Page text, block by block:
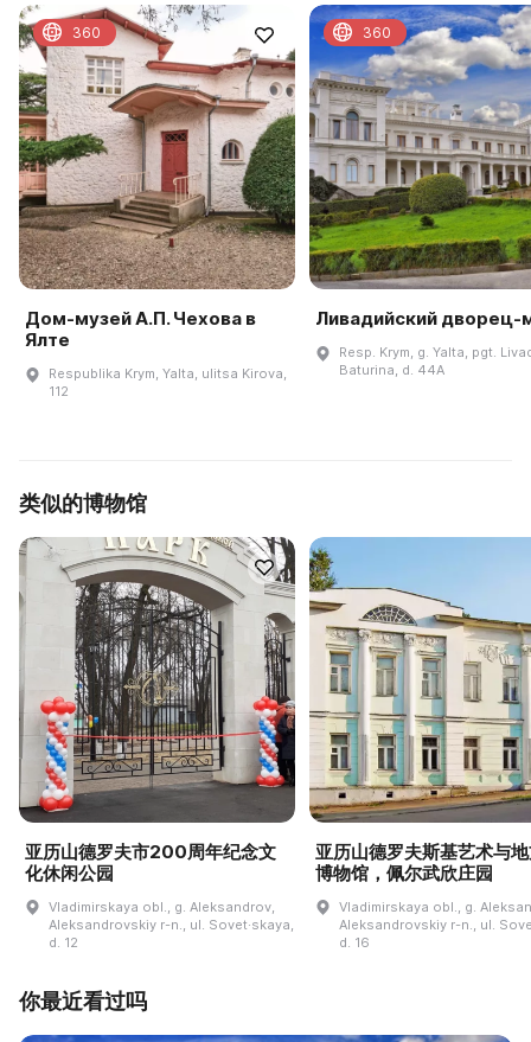
Дом-музей А.П. Чехова в
Ялте
Respublika Krym, Yalta, ulitsa Kirova,
112
360
Ливадийский дворец-
Resp. Krym, g. Yalta, pgt.
Baturina, d. 44A
360
类似的博物馆
亚历山德罗夫市200周年纪念文
化休闲公园
Vladimirskaya obl., g. Aleksandrov,
Aleksandrovskiy r-n., ul. Sovet·skaya,
d. 12
亚历山德罗夫斯基艺术与
博物馆，佩尔武欣庄园
Vladimirskaya obl., g.
Aleksandrovskiy r-n., ul.
d. 16
你最近看过吗